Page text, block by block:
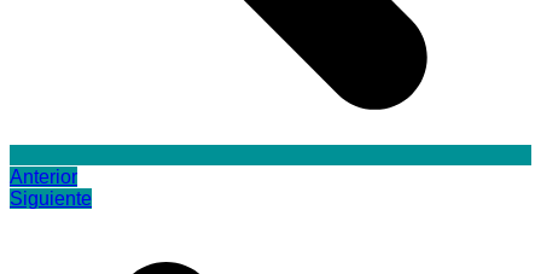
Anterior
Siguiente